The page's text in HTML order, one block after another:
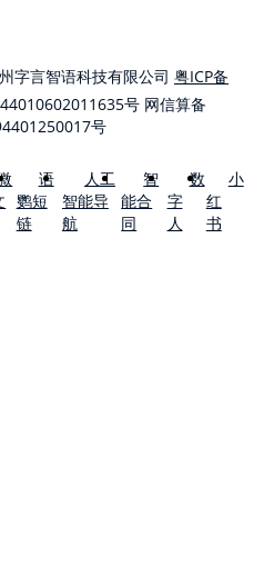
字言智语科技有限公司 粤ICP备
号 网信算备
号
语
鹦短
链
人工
智能导
航
智
能合
同
数
字
人
小
红
书